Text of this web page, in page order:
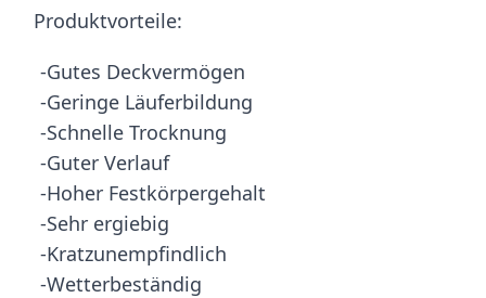
Produktvorteile:
-Gutes Deckvermögen
-Geringe Läuferbildung
-Schnelle Trocknung
-Guter Verlauf
-Hoher Festkörpergehalt
-Sehr ergiebig
-Kratzunempfindlich
-Wetterbeständig